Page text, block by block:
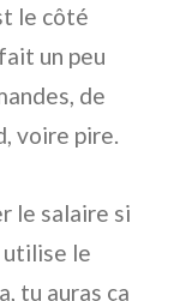
le côté
un peu
de
voire pire.
le salaire si
le
tu auras ça